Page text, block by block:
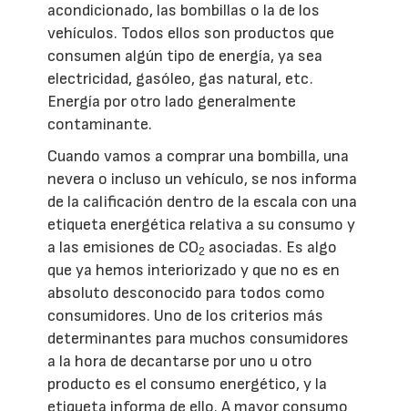
acondicionado, las bombillas o la de los
vehículos. Todos ellos son productos que
consumen algún tipo de energía, ya sea
electricidad, gasóleo, gas natural, etc.
Energía por otro lado generalmente
contaminante.
Cuando vamos a comprar una bombilla, una
nevera o incluso un vehículo, se nos informa
de la calificación dentro de la escala con una
etiqueta energética relativa a su consumo y
a las emisiones de CO2 asociadas. Es algo
que ya hemos interiorizado y que no es en
absoluto desconocido para todos como
consumidores. Uno de los criterios más
determinantes para muchos consumidores
a la hora de decantarse por uno u otro
producto es el consumo energético, y la
etiqueta informa de ello. A mayor consumo